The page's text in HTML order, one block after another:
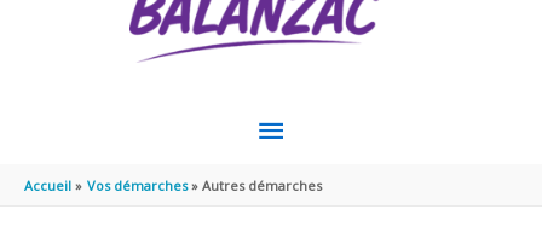
MENU
PRINCIPAL
Accueil Vos démarches Autres démarches